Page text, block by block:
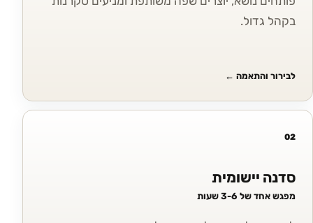
בקהל גדול.
לבירור והתאמה ←
02
סדנה יישומית
מפגש אחד של 3-6 שעות